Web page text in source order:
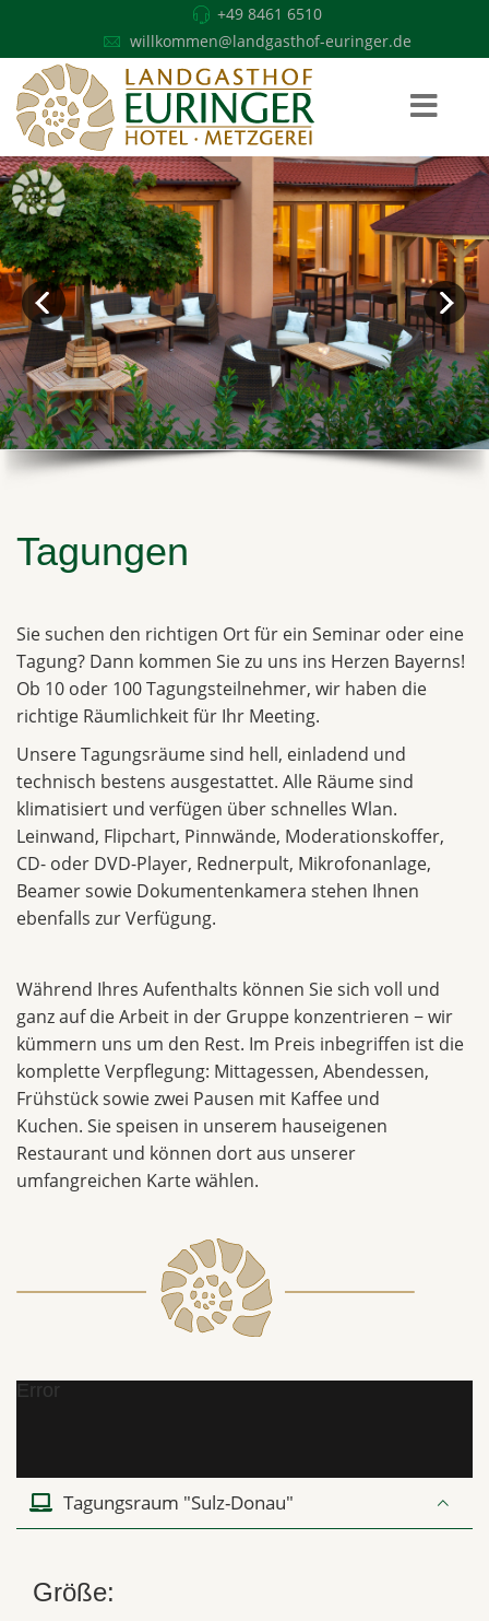
+49 8461 6510
willkommen@landgasthof-euringer.de
Tagungen
Sie suchen den richtigen Ort für ein Seminar oder eine
Tagung? Dann kommen Sie zu uns ins Herzen Bayerns!
Ob 10 oder 100 Tagungsteilnehmer, wir haben die
richtige Räumlichkeit für Ihr Meeting.
Unsere Tagungsräume sind hell, einladend und
technisch bestens ausgestattet. Alle Räume sind
klimatisiert und verfügen über schnelles Wlan.
Leinwand, Flipchart, Pinnwände, Moderationskoffer,
CD- oder DVD-Player, Rednerpult, Mikrofonanlage,
Beamer sowie Dokumentenkamera stehen Ihnen
ebenfalls zur Verfügung.
Während Ihres Aufenthalts können Sie sich voll und
ganz auf die Arbeit in der Gruppe konzentrieren − wir
kümmern uns um den Rest. Im Preis inbegriffen ist die
komplette Verpflegung: Mittagessen, Abendessen,
Frühstück sowie zwei Pausen mit Kaffee und
Kuchen. Sie speisen in unserem hauseigenen
Restaurant und können dort aus unserer
umfangreichen Karte wählen.
Error
Tagungsraum "Sulz-Donau"
Größe: